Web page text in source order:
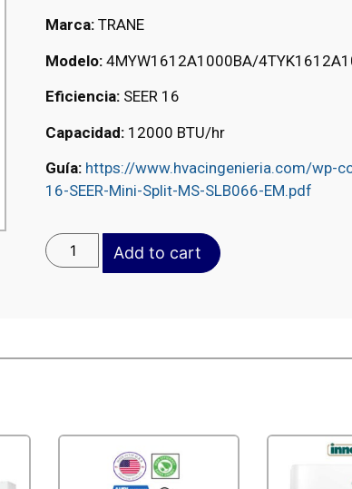
Marca:TRANE
Modelo: 4MYW1612A1000BA/
Eficiencia: SEER 16
Capacidad: 12000 BTU/hr
Guía: https://www.hvacingenieria.com/wp-
16-SEER-Mini-Split-MS-SLB066-EM.pdf
Add to cart